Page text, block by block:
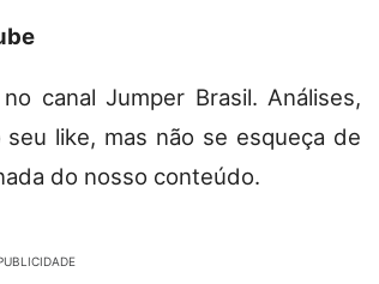
canal Jumper Brasil. Análises,
like, mas não se esqueça de
do nosso conteúdo.